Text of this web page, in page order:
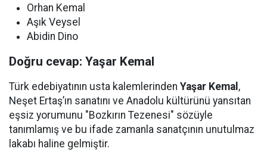
Orhan Kemal
Aşık Veysel
Abidin Dino
Doğru cevap: Yaşar Kemal
Türk edebiyatının usta kalemlerinden Yaşar Kemal ,
Neşet Ertaş’ın sanatını ve Anadolu kültürünü yansıtan
eşsiz yorumunu "Bozkırın Tezenesi" sözüyle
tanımlamış ve bu ifade zamanla sanatçının unutulmaz
lakabı haline gelmiştir.